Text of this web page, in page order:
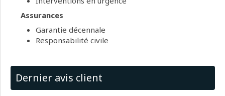
Assurances
Garantie décennale
Responsabilité civile
Dernier avis client